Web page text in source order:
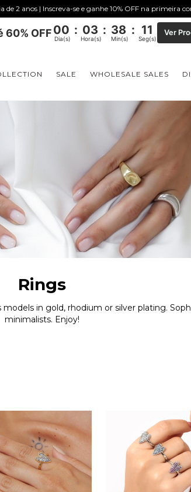
de 2 anos | Inscreva-se e ganhe 10% OFF na primeira
60% OFF00 : 03 : 38 : 10
Dia(s) Hora(s) Min(s) Seg(s)
Ver
SALE WHOLESALE SALES
Rings
in gold, rhodium or silver plating.
minimalists. Enjoy!